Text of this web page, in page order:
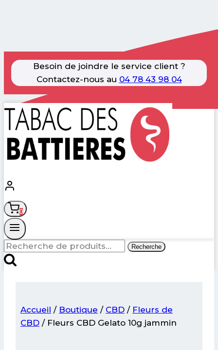
Besoin de joindre le service client ?
Contactez-nous au 04 78 43 98 04
Aller
0
Recherche
pour :
Recherche
Accueil / Boutique / CBD / Fleurs de
CBD / Fleurs CBD Gelato 10g jammin